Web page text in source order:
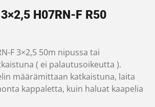
H07RN-F R50
2,80 € - 136,00 €
F 3×2,5 50m nipussa tai
( ei palautusoikeutta ).
määrämittaan katkaistuna, laita
kappaletta, kuin haluat kaapelia